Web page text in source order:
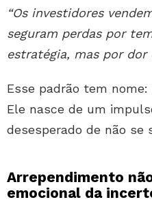
“Os investidores
seguram perdas por
estratégia, mas por dor
Esse padrão tem nome:
Ele nasce de um
desesperado de não se
Arrependimento
emocional da